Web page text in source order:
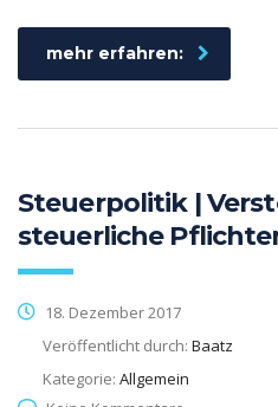
mehr erfahren:
Steuerpolitik |
steuerliche
18. Dezember 2017
Veröffentlicht durch: Baatz
Kategorie: Allgemein